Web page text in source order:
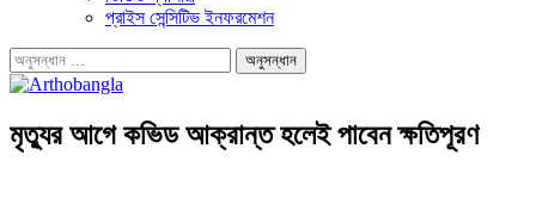
প্রাইস সেন্সিটিভ ইনফরমেশন
মৃত্যুর আগে কভিড আক্রান্ত হলেই পাবেন ক্ষতিপূরণ